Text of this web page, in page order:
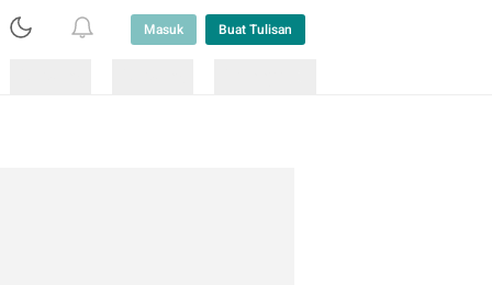
Masuk Buat Tulisan